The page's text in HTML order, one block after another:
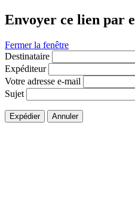
Envoyer ce lien par
Fermer la fenêtre
Destinataire
Expéditeur
Votre adresse e-mail
Sujet
Expédier Annuler